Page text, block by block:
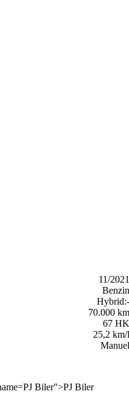
11/2021
Benzin
Hybrid:-
70.000 km
67 HK
25,2 km/l
Manuel
Biler">PJ Biler